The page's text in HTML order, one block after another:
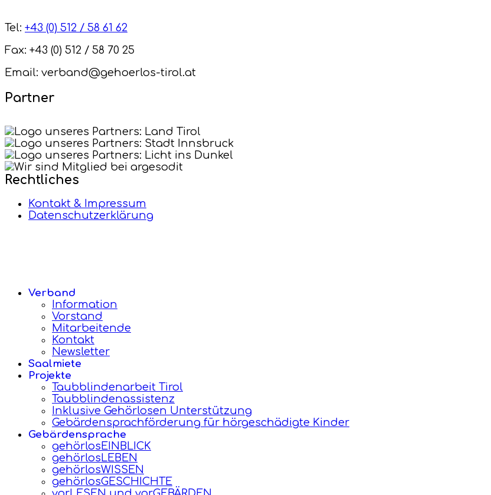
Tel: +43 (0) 512 / 58 61 62
Fax: +43 (0) 512 / 58 70 25
Email: verband@gehoerlos-tirol.at
Partner
Rechtliches
Kontakt & Impressum
Datenschutzerklärung
Verband
Information
Vorstand
Mitarbeitende
Kontakt
Newsletter
Saalmiete
Projekte
Taubblindenarbeit Tirol
Taubblindenassistenz
Inklusive Gehörlosen Unterstützung
Gebärdensprachförderung für hörgeschädigte Kinder
Gebärdensprache
gehörlosEINBLICK
gehörlosLEBEN
gehörlosWISSEN
gehörlosGESCHICHTE